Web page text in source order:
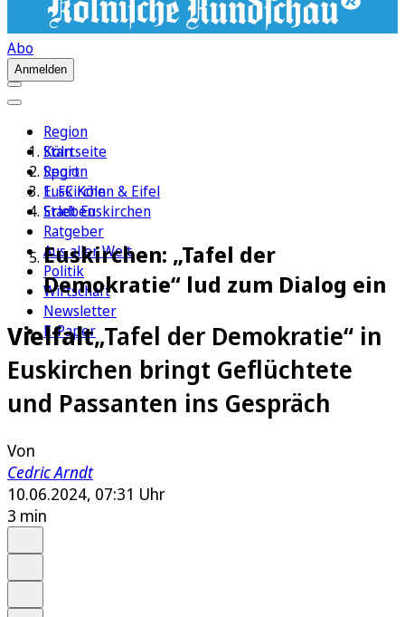
Abo
Anmelden
Region
Köln
Sport
1. FC Köln
Erleben
Ratgeber
Aus aller Welt
Politik
Wirtschaft
Newsletter
E-Paper
Startseite
Region
Euskirchen & Eifel
Stadt Euskirchen
Euskirchen: „Tafel der
Demokratie“ lud zum Dialog ein
Vielfalt„Tafel der Demokratie“ in
Euskirchen bringt Geflüchtete
und Passanten ins Gespräch
Von
Cedric Arndt
10.06.2024, 07:31 Uhr
3 min